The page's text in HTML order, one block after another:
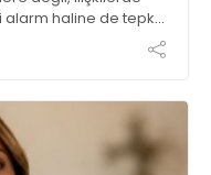
alarm haline de tepki
psikolojik hem